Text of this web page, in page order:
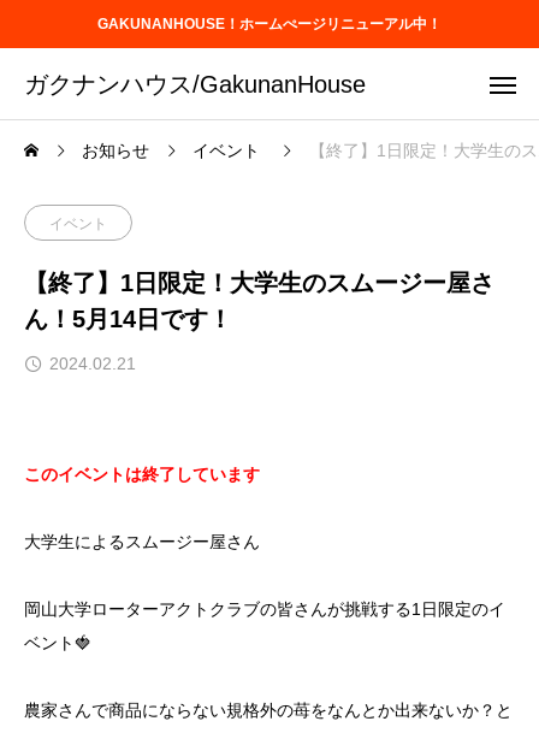
GAKUNANHOUSE！ホームぺージリニューアル中！
ガクナンハウス/GakunanHouse
お知らせ イベント 【終了】1日限定！大学生の
イベント
【終了】1日限定！大学生のスムージー屋さ
ん！5月14日です！
2024.02.21
このイベントは終了しています
大学生によるスムージー屋さん
岡山大学ローターアクトクラブの皆さんが挑戦する1日限定のイ
ベント🍓
農家さんで商品にならない規格外の苺をなんとか出来ないか？と